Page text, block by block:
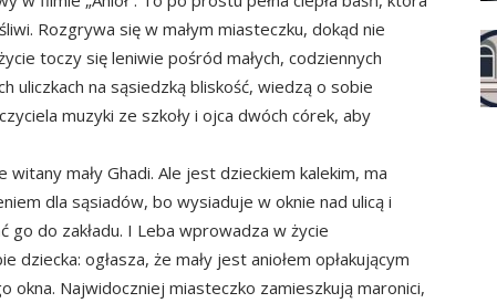
Rozgrywa się w małym miasteczku, dokąd nie
toczy się leniwie pośród małych, codziennych
uliczkach na sąsiedzką bliskość, wiedzą o sobie
muzyki ze szkoły i ojca dwóch córek, aby
mały Ghadi. Ale jest dzieckiem kalekim, ma
dla sąsiadów, bo wysiaduje w oknie nad ulicą i
go do zakładu. I Leba wprowadza w życie
ogłasza, że mały jest aniołem opłakującym
okna. Najwidoczniej miasteczko zamieszkują maronici,